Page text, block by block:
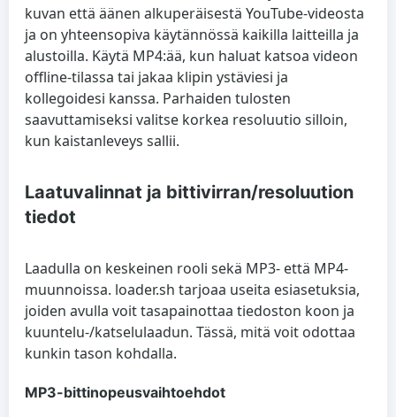
kuvan että äänen alkuperäisestä YouTube-videosta
ja on yhteensopiva käytännössä kaikilla laitteilla ja
alustoilla. Käytä MP4:ää, kun haluat katsoa videon
offline-tilassa tai jakaa klipin ystäviesi ja
kollegoidesi kanssa. Parhaiden tulosten
saavuttamiseksi valitse korkea resoluutio silloin,
kun kaistanleveys sallii.
Laatuvalinnat ja bittivirran/resoluution
tiedot
Laadulla on keskeinen rooli sekä MP3- että MP4-
muunnoissa. loader.sh tarjoaa useita esiasetuksia,
joiden avulla voit tasapainottaa tiedoston koon ja
kuuntelu-/katselulaadun. Tässä, mitä voit odottaa
kunkin tason kohdalla.
MP3-bittinopeusvaihtoehdot